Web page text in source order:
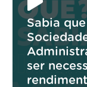
Sabia
ser